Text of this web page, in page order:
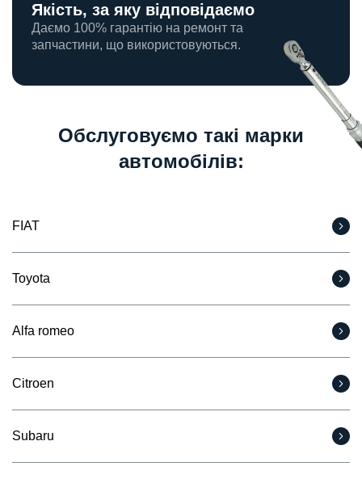
Якість, за яку відповідаємо
Даємо 100% гарантію на ремонт та
запчастини, що використовуються.
Обслуговуємо такі марки
автомобілів:
FIAT
Toyota
Alfa romeo
Citroen
Subaru